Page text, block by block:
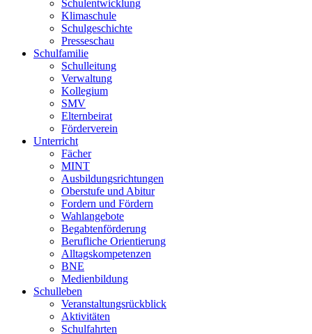
Schulentwicklung
Klimaschule
Schulgeschichte
Presseschau
Schulfamilie
Schulleitung
Verwaltung
Kollegium
SMV
Elternbeirat
Förderverein
Unterricht
Fächer
MINT
Ausbildungsrichtungen
Oberstufe und Abitur
Fordern und Fördern
Wahlangebote
Begabtenförderung
Berufliche Orientierung
Alltagskompetenzen
BNE
Medienbildung
Schulleben
Veranstaltungsrückblick
Aktivitäten
Schulfahrten